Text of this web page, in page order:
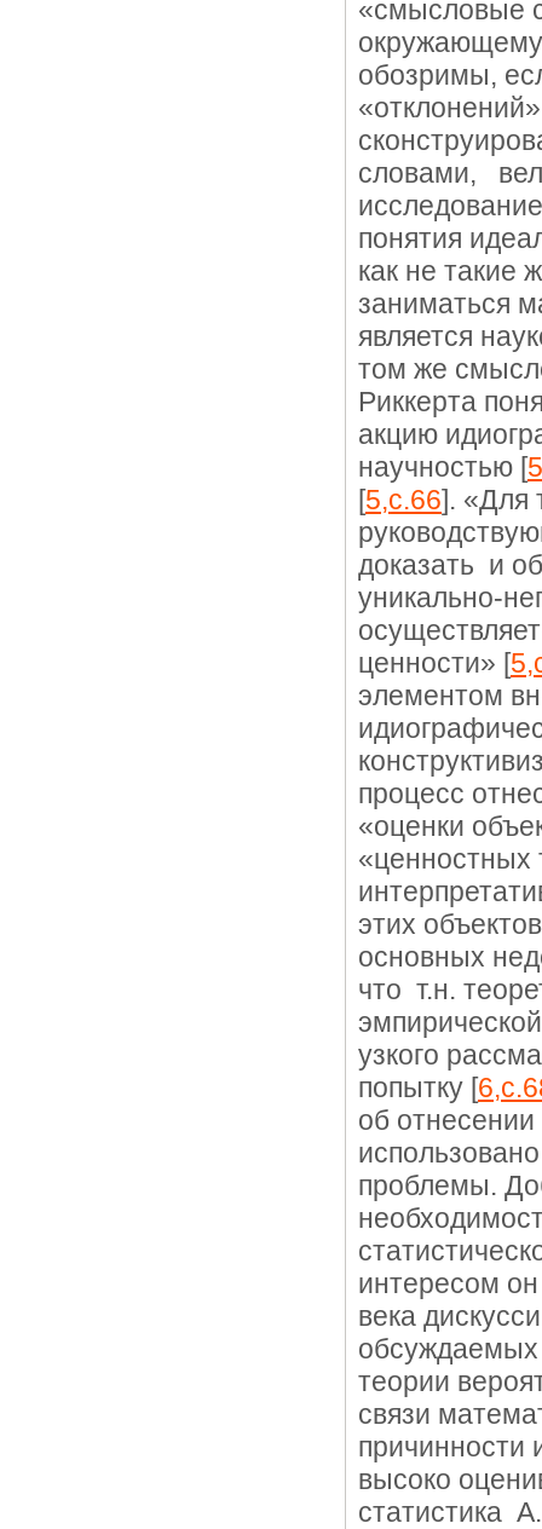
«смысловые
обозримы,
словами,
понятия
как не
заниматься
является
том же
Риккерта
акцию
научностью [
[5,с.66]. «Для
доказать и
уникально-
ценности» [
элементом
процесс
«оценки
«ценностных
этих
основных
что т.н.
узкого
попытку [
об
проблемы.
интересом
века
обсуждаемых
теории
связи
причинности
высоко
статистика